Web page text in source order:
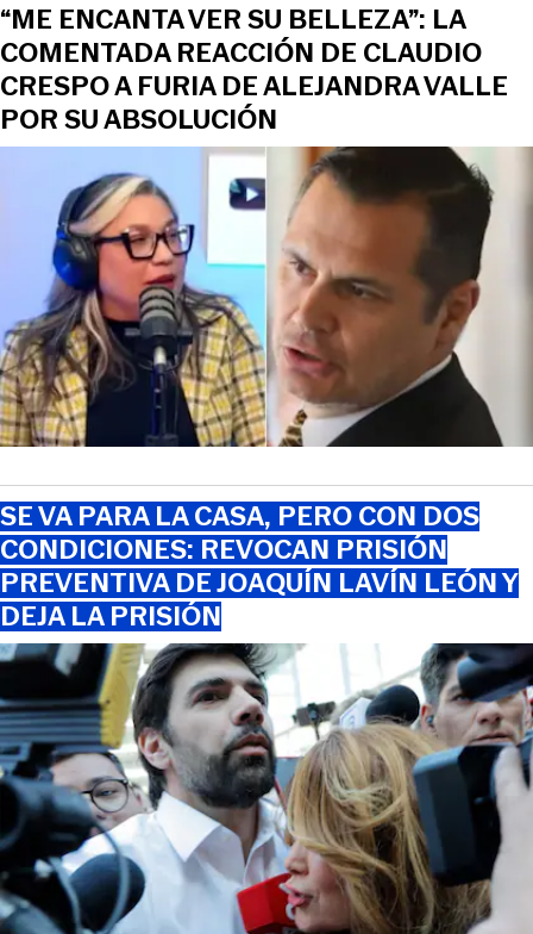
“ME ENCANTA VER SU BELLEZA”: LA
COMENTADA REACCIÓN DE CLAUDIO
CRESPO A FURIA DE ALEJANDRA VALLE
POR SU ABSOLUCIÓN
SE VA PARA LA CASA, PERO CON DOS
CONDICIONES: REVOCAN PRISIÓN
PREVENTIVA DE JOAQUÍN LAVÍN LEÓN Y
DEJA LA PRISIÓN